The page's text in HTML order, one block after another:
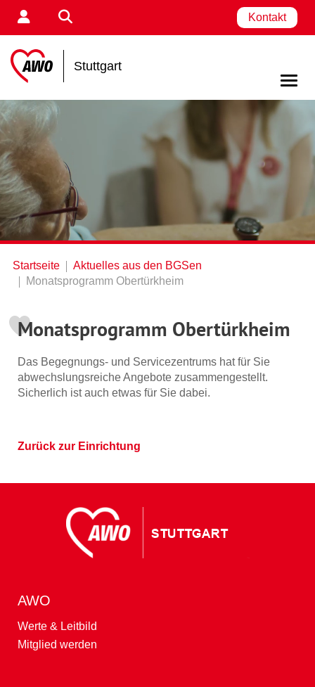
Kontakt
Stuttgart
Startseite
Aktuelles aus den BGSen
Monatsprogramm Obertürkheim
Monatsprogramm Obertürkheim
Das Begegnungs- und Servicezentrums hat für Sie
abwechslungsreiche Angebote zusammengestellt.
Sicherlich ist auch etwas für Sie dabei.
Zurück zur Einrichtung
AWO
Werte & Leitbild
Mitglied werden